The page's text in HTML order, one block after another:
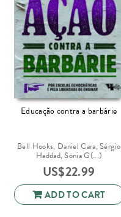
Educação contra a barbárie
Bell Hooks, Daniel Cara, Sérgio
Haddad, Sonia G(...)
US$22.99
ADD TO CART